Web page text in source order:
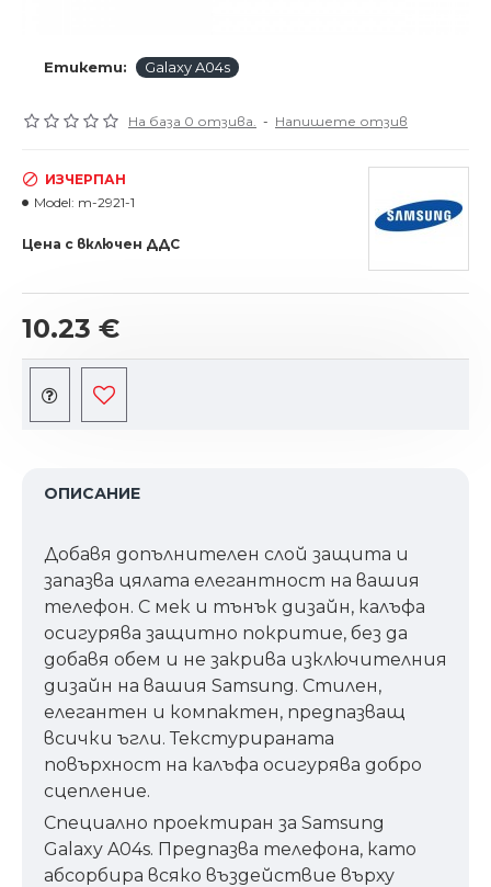
Етикети: Galaxy A04s
На база 0 отзива. - Напишете отзив
10.23 €
ИЗЧЕРПАН
Model: m-2921-1
Цена с включен ДДС
ОПИСАНИЕ
Добавя допълнителен слой защита и
запазва цялата елегантност на вашия
телефон. С мек и тънък дизайн, калъфа
осигурява защитно покритие, без да
добавя обем и не закрива изключителния
дизайн на вашия Samsung. Стилен,
елегантен и компактен, предпазващ
всички ъгли. Текстурираната
повърхност на калъфа осигурява добро
сцепление.
Специално проектиран за Samsung
Galaxy A04s. Предпазва телефона, като
абсорбира всяко въздействие върху